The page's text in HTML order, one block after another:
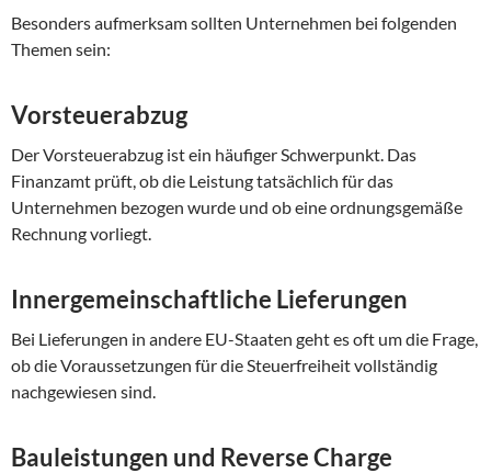
Besonders aufmerksam sollten Unternehmen bei folgenden
Themen sein:
Vorsteuerabzug
Der Vorsteuerabzug ist ein häufiger Schwerpunkt. Das
Finanzamt prüft, ob die Leistung tatsächlich für das
Unternehmen bezogen wurde und ob eine ordnungsgemäße
Rechnung vorliegt.
Innergemeinschaftliche Lieferungen
Bei Lieferungen in andere EU-Staaten geht es oft um die Frage,
ob die Voraussetzungen für die Steuerfreiheit vollständig
nachgewiesen sind.
Bauleistungen und Reverse Charge